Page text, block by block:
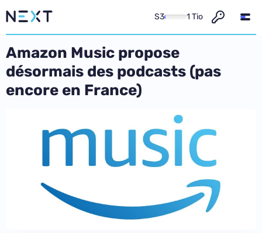
S3 1 Tio
Amazon Music propose
désormais des podcasts (pas
encore en France)